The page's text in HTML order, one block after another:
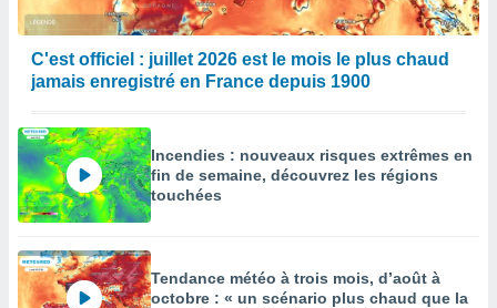
C'est officiel : juillet 2026 est le mois le plus chaud
jamais enregistré en France depuis 1900
Incendies : nouveaux risques extrêmes en
fin de semaine, découvrez les régions
touchées
Tendance météo à trois mois, d’août à
octobre : « un scénario plus chaud que la